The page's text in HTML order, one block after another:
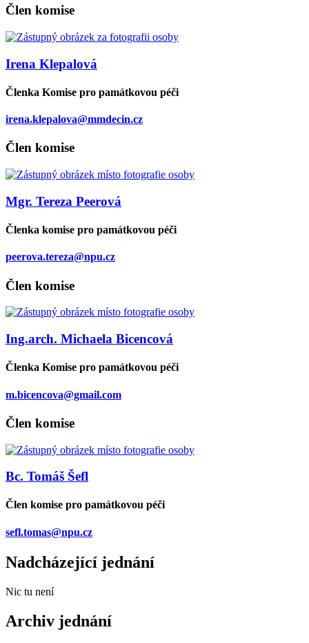
Člen komise
Irena Klepalová
Členka Komise pro památkovou péči
irena.klepalova@mmdecin.cz
Člen komise
Mgr. Tereza Peerová
Členka komise pro památkovou péči
peerova.tereza@npu.cz
Člen komise
Ing.arch. Michaela Bicencová
Členka Komise pro památkovou péči
m.bicencova@gmail.com
Člen komise
Bc. Tomáš Šefl
Člen komise pro památkovou péči
sefl.tomas@npu.cz
Nadcházející jednání
Nic tu není
Archiv jednání